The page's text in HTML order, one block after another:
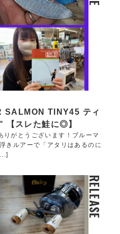
TINY45 ティ
【スレた鮭に◎】
りがとうございます！ブルーマ
きルアーで「アタリはあるのに
RELEASE